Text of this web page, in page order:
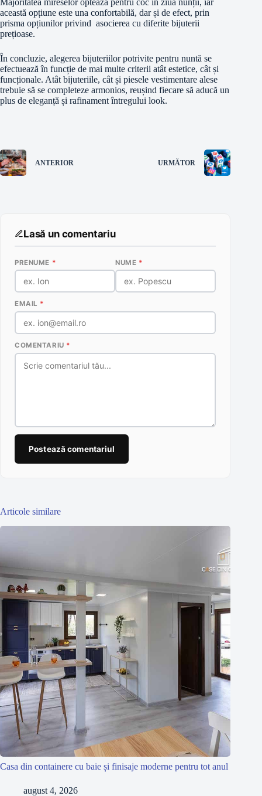
această opțiune este una confortabilă, dar și de efect, prin
prisma opțiunilor privind asocierea cu diferite bijuterii
prețioase.
În concluzie, alegerea bijuteriilor potrivite pentru nuntă se
efectuează în funcție de mai multe criterii atât estetice, cât și
funcționale. Atât bijuteriile, cât și piesele vestimentare alese
trebuie să se completeze armonios, reușind fiecare să aducă un
plus de eleganță și rafinament întregului look.
ANTERIOR URMĂTOR
Lasă un comentariu
PRENUME * NUME *
EMAIL *
COMENTARIU *
Postează comentariul
Articole similare
Casa din containere cu baie și finisaje moderne pentru tot anul
august 4, 2026